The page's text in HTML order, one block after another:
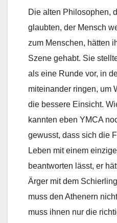
Die alten Philosophen,
glaubten, der Mensch
zum Menschen, hätten
Szene gehabt. Sie
als eine Runde vor, in
miteinander ringen, um
die bessere Einsicht.
kannten eben YMCA
gewusst, dass sich die
Leben mit einem
beantworten lässt, er
Ärger mit dem
muss den Athenern
muss ihnen nur die